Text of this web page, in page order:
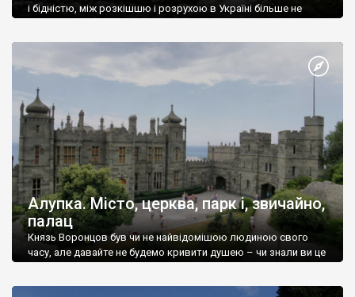
і бідністю, між розкішшю і розрухою в Україні більше не
Алупка. Місто, церква, парк і, звичайно,
палац
Князь Воронцов був чи не найвідомішою людиною свого
часу, але давайте не будемо кривити душею – чи знали ви це